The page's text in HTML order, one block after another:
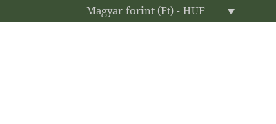
Magyar forint (Ft) - HUF